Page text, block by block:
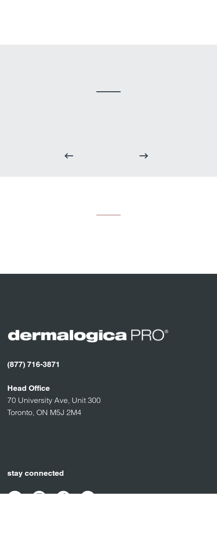
(877) 716-3871
Head Office
70 University Ave, Unit 300
Toronto, ON M5J 2M4
stay connected